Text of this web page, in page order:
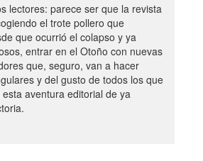
lectores: parece ser que la revista
el trote pollero que
que ocurrió el colapso y ya
entrar en el Otoño con nuevas
que, seguro, van a hacer
y del gusto de todos los que
aventura editorial de ya